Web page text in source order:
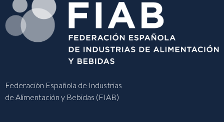
Federación Española de Industrias
de Alimentación y Bebidas (FIAB)